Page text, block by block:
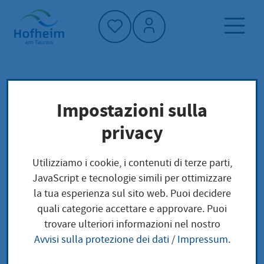
Home"
Pagina iniziale
Cultura, sport e turismo
Gastronomie
Gastronomie
Impostazioni sulla
privacy
Utilizziamo i cookie, i contenuti di terze parti,
JavaScript e tecnologie simili per ottimizzare
la tua esperienza sul sito web. Puoi decidere
quali categorie accettare e approvare. Puoi
trovare ulteriori informazioni nel nostro
Avvisi sulla protezione dei dati/ Impressum.